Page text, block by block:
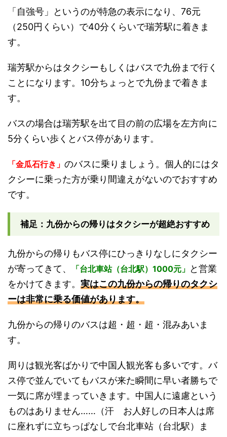
「自強号」というのが特急の表示になり、76元
（250円くらい）で40分くらいで瑞芳駅に着きま
す。
瑞芳駅からはタクシーもしくはバスで九份まで行く
ことになります。10分ちょっとで九份まで着きま
す。
バスの場合は瑞芳駅を出て目の前の広場を左方向に
5分くらい歩くとバス停があります。
「金瓜石行き」 のバスに乗りましょう。個人的にはタ
クシーに乗った方が乗り間違えがないのでおすすめ
です。
補足：九份からの帰りはタクシーが超絶おすすめ
九份からの帰りもバス停にひっきりなしにタクシー
が寄ってきて、
「台北車站（台北駅）1000元」 と営業
をかけてきます。 実はこの九份からの帰りのタクシ
ーは非常に乗る価値があります。
九份からの帰りのバスは超・超・超・混みあいま
す。
周りは観光客ばかりで中国人観光客も多いです。バ
ス停で並んでいてもバスが来た瞬間に早い者勝ちで
一気に席が埋まっていきます。中国人に遠慮という
ものはありません……（汗 お人好しの日本人は席
に座れずに立ちっぱなしで台北車站（台北駅）ま